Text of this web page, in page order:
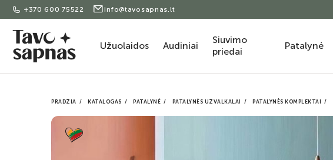
+370 600 75522 info@tavosapnas.lt
Užuolaidos Audiniai
Siuvimo
priedai
Patalynė
PRADŽIA KATALOGAS PATALYNĖ PATALYNĖS UŽVALKALAI PATALYNĖS KOMPLEKTAI